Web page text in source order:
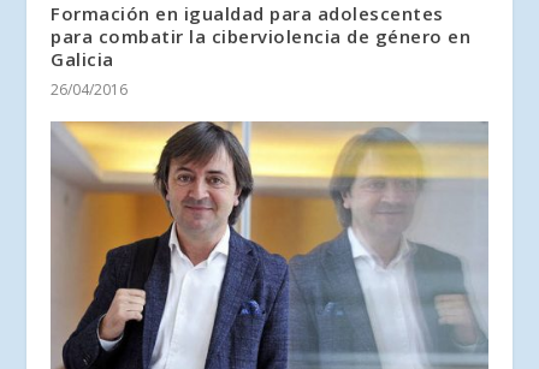
Formación en igualdad para adolescentes
para combatir la ciberviolencia de género en
Galicia
26/04/2016